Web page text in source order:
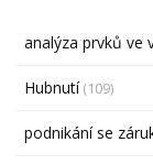
analýza prvků ve
Hubnutí(109)
podnikání se